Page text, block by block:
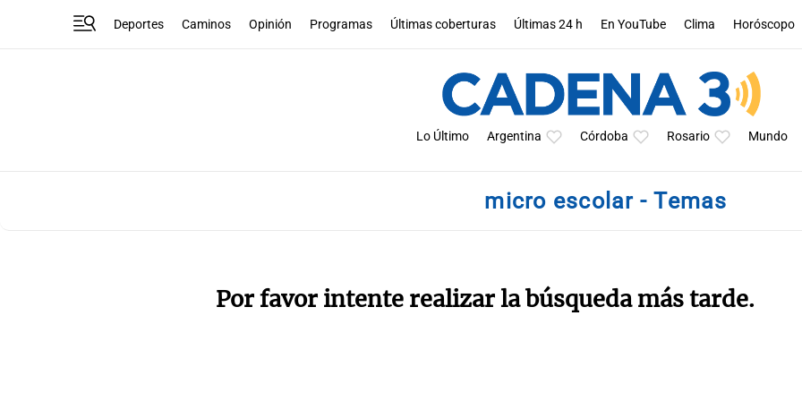
Deportes Caminos Opinión Programas Últimas coberturas Últimas 24 h En YouTube Clima Horóscopo
Lo Último Argentina Córdoba Rosario Mundo
micro escolar - Temas
Por favor intente realizar la búsqueda más tarde.